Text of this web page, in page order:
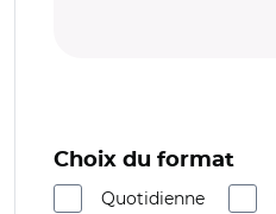
Choix du format
Quotidienne